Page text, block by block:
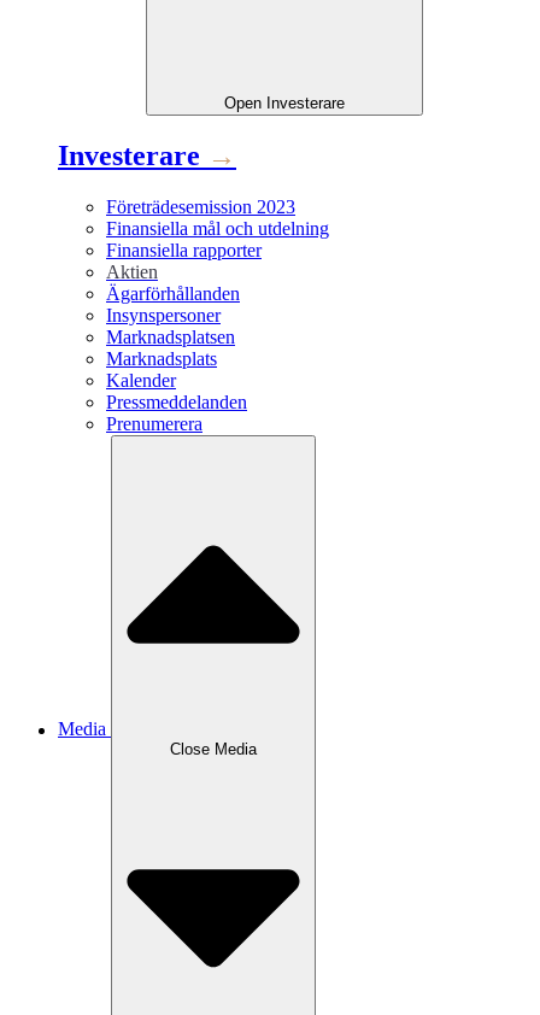
Open Investerare
Investerare →
Företrädesemission 2023
Finansiella mål och utdelning
Finansiella rapporter
Aktien
Ägarförhållanden
Insynspersoner
Marknadsplatsen
Marknadsplats
Kalender
Pressmeddelanden
Prenumerera
Media
Close Media